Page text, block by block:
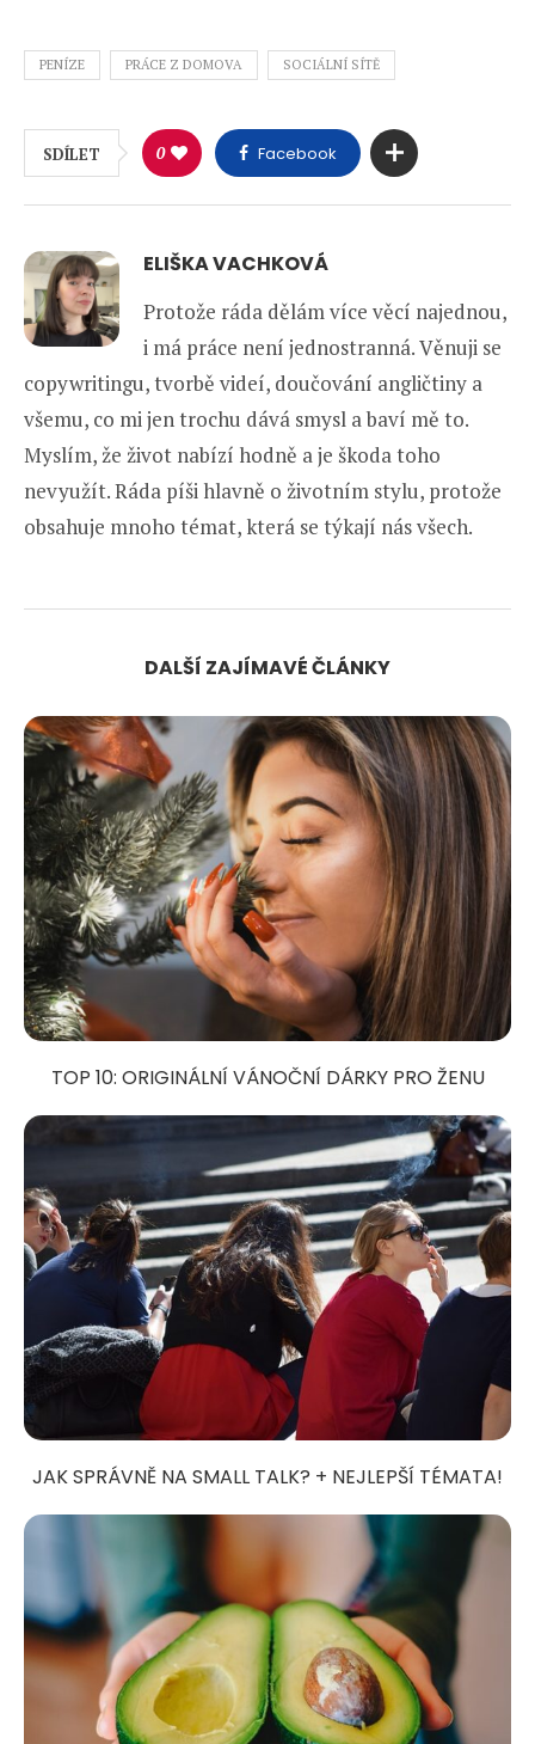
PENÍZE PRÁCE Z DOMOVA SOCIÁLNÍ SÍTĚ
SDÍLET 0 Facebook
ELIŠKA VACHKOVÁ
Protože ráda dělám více věcí najednou,
i má práce není jednostranná. Věnuji se
copywritingu, tvorbě videí, doučování angličtiny a
všemu, co mi jen trochu dává smysl a baví mě to.
Myslím, že život nabízí hodně a je škoda toho
nevyužít. Ráda píši hlavně o životním stylu, protože
obsahuje mnoho témat, která se týkají nás všech.
DALŠÍ ZAJÍMAVÉ ČLÁNKY
TOP 10: ORIGINÁLNÍ VÁNOČNÍ DÁRKY PRO ŽENU
JAK SPRÁVNĚ NA SMALL TALK? + NEJLEPŠÍ TÉMATA!